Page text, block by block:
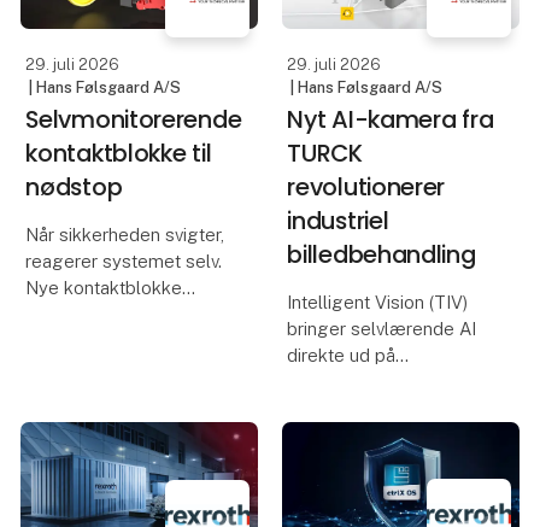
konkurrenceevnen h
29. juli 2026
| Hans Følsgaard A/S
Selvmonitorerende
kontaktblokke til
nødstop
Når sikkerheden svigter,
reagerer systemet selv.
Nye kontaktblokke
SCHLEGEL udvider
MK/MKP-serien med de
nye kontaktblokke med
integreret fejlfrakobling
29. juli 2026
| Hans Følsgaard A/S
Nyt AI-kamera fra
TURCK
revolutionerer
industriel
billedbehandling
Intelligent Vision (TIV)
bringer selvlærende AI
direkte ud på
programmering.
TURCK lancerer nu
deres nye Intelligent